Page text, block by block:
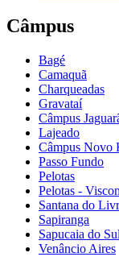
Câmpus
Bagé
Camaquã
Charqueadas
Gravataí
Câmpus
Lajeado
Câmpus Novo
Passo Fundo
Pelotas
Pelotas -
Santana do
Sapiranga
Sapucaia do Sul
Venâncio Aires